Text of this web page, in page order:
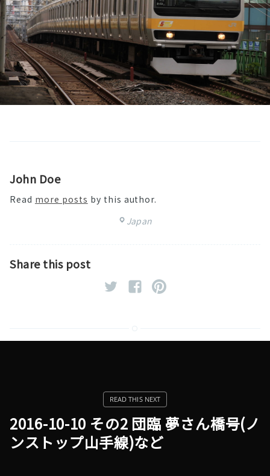
John Doe
Read more posts by this author.
Japan
Share this post
2016-10-10 その2 団臨 夢さん橋号(ノ
ンストップ山手線)など